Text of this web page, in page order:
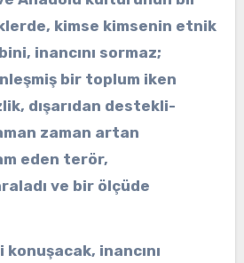
kimse kimsenin etnik
inancını sormaz;
bir toplum iken
dışarıdan destekli-
zaman artan
eden terör,
ve bir ölçüde
inancını